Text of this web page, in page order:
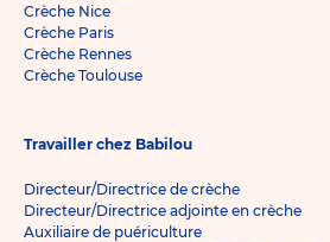
Crèche Nice
Crèche Paris
Crèche Rennes
Crèche Toulouse
Travailler chez Babilou
Directeur/Directrice de crèche
Directeur/Directrice adjointe en crèche
Auxiliaire de puériculture